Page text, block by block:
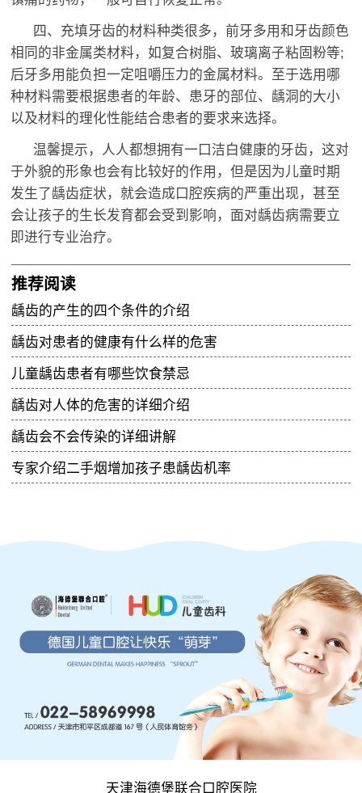
四、充填牙齿的材料种类很多，前牙多用和牙齿颜色
相同的非金属类材料，如复合树脂、玻璃离子粘固粉等;
后牙多用能负担一定咀嚼压力的金属材料。至于选用哪
种材料需要根据患者的年龄、患牙的部位、龋洞的大小
以及材料的理化性能结合患者的要求来选择。
温馨提示，人人都想拥有一口洁白健康的牙齿，这对
于外貌的形象也会有比较好的作用，但是因为儿童时期
发生了龋齿症状，就会造成口腔疾病的严重出现，甚至
会让孩子的生长发育都会受到影响，面对龋齿病需要立
即进行专业治疗。
推荐阅读
龋齿的产生的四个条件的介绍
龋齿对患者的健康有什么样的危害
儿童龋齿患者有哪些饮食禁忌
龋齿对人体的危害的详细介绍
龋齿会不会传染的详细讲解
专家介绍二手烟增加孩子患龋齿机率
天津海德堡联合口腔医院